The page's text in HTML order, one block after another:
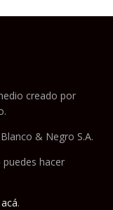
creado por
& Negro S.A.
puedes hacer
acá.